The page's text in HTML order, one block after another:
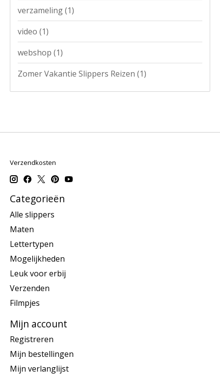
verzameling(1)
video (1)
webshop (1)
Zomer Vakantie Slippers Reizen (1)
Verzendkosten
Categorieën
Alle slippers
Maten
Lettertypen
Mogelijkheden
Leuk voor erbij
Verzenden
Filmpjes
Mijn account
Registreren
Mijn bestellingen
Mijn verlanglijst